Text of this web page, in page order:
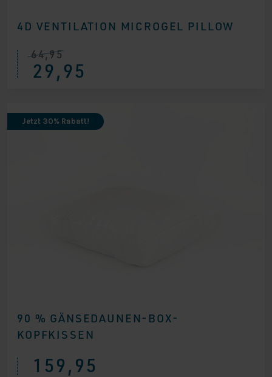
4D VENTILATION MICROGEL PILLOW
64,95
Ursprünglicher
Preis
war:
29,95
Aktueller
Preis
ist:
90 % GÄNSEDAUNEN-BOX-
KOPFKISSEN
Jetzt 30% Rabatt!
159,95